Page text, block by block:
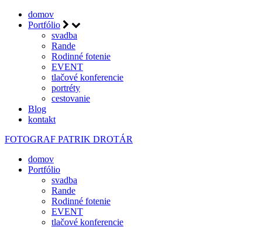
domov
Portfólio
svadba
Rande
Rodinné fotenie
EVENT
tlačové konferencie
portréty
cestovanie
Blog
kontakt
FOTOGRAF PATRIK DROTÁR
domov
Portfólio
svadba
Rande
Rodinné fotenie
EVENT
tlačové konferencie